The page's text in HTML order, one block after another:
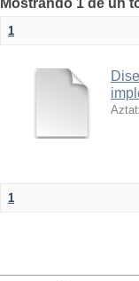
Mostrando 1 de un
1
1